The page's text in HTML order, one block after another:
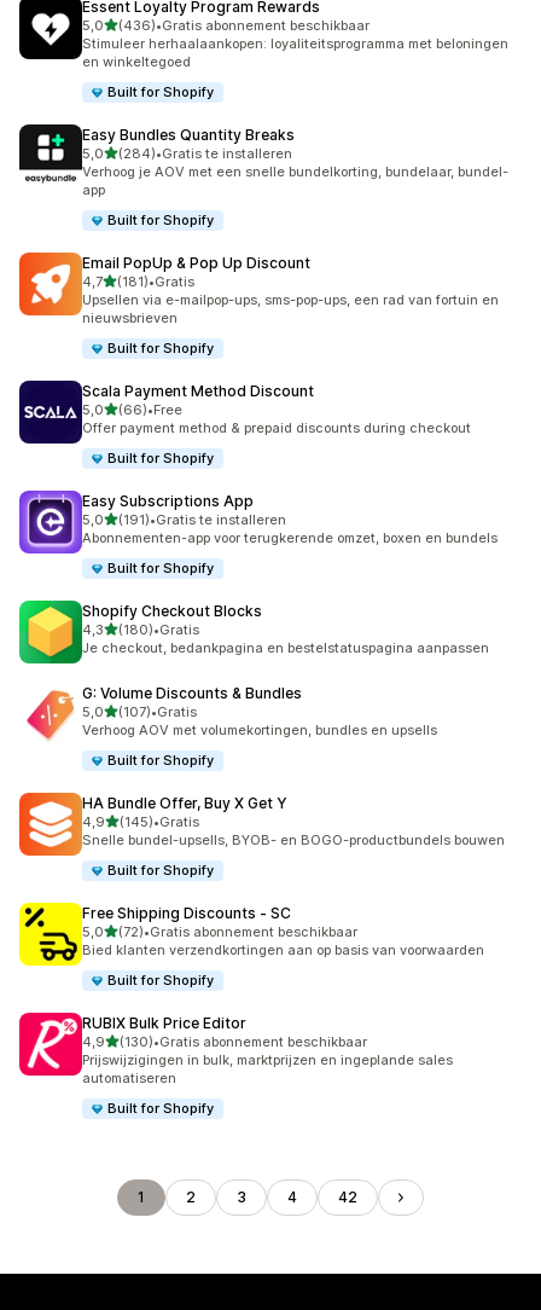
Essent Loyalty Program Rewards
5,0van 5 sterren
(436)
436 recensies in totaal
•Gratis abonnement beschikbaar
Stimuleer herhaalaankopen: loyaliteitsprogramma met beloningen
en winkeltegoed
Built for Shopify
Easy Bundles Quantity Breaks
5,0van 5 sterren
(284)
284 recensies in totaal
•Gratis te installeren
Verhoog je AOV met een snelle bundelkorting, bundelaar, bundel-
app
Built for Shopify
Email PopUp & Pop Up Discount
4,7van 5 sterren
(181)
181 recensies in totaal
•Gratis
Upsellen via e-mailpop-ups, sms-pop-ups, een rad van fortuin en
nieuwsbrieven
Built for Shopify
Scala Payment Method Discount
5,0van 5 sterren
(66)
66 recensies in totaal
•Free
Offer payment method & prepaid discounts during checkout
Built for Shopify
Easy Subscriptions App
5,0van 5 sterren
(191)
191 recensies in totaal
•Gratis te installeren
Abonnementen-app voor terugkerende omzet, boxen en bundels
Built for Shopify
Shopify Checkout Blocks
4,3van 5 sterren
(180)
180 recensies in totaal
•Gratis
Je checkout, bedankpagina en bestelstatuspagina aanpassen
G: Volume Discounts & Bundles
5,0van 5 sterren
(107)
107 recensies in totaal
•Gratis
Verhoog AOV met volumekortingen, bundles en upsells
Built for Shopify
HA Bundle Offer, Buy X Get Y
4,9van 5 sterren
(145)
145 recensies in totaal
•Gratis
Snelle bundel-upsells, BYOB- en BOGO-productbundels bouwen
Built for Shopify
Free Shipping Discounts ‑ SC
5,0van 5 sterren
(72)
72 recensies in totaal
•Gratis abonnement beschikbaar
Bied klanten verzendkortingen aan op basis van voorwaarden
Built for Shopify
RUBIX Bulk Price Editor
4,9van 5 sterren
(130)
130 recensies in totaal
•Gratis abonnement beschikbaar
Prijswijzigingen in bulk, marktprijzen en ingeplande sales
automatiseren
Built for Shopify
1 2 3 4 42